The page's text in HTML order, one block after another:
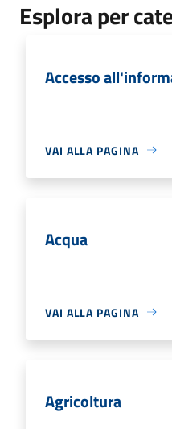
Esplora per
Accesso
VAI ALLA PAGINA
Acqua
VAI ALLA PAGINA
Agricoltura